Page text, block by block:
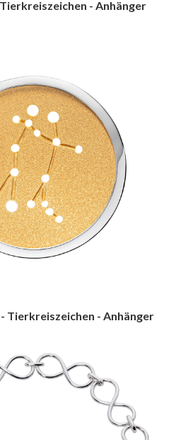
- Anhänger
Tierkreiszeichen - Anhänger